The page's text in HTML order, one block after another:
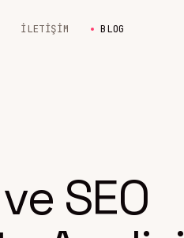
İLETIŞIM BLOG
SEO